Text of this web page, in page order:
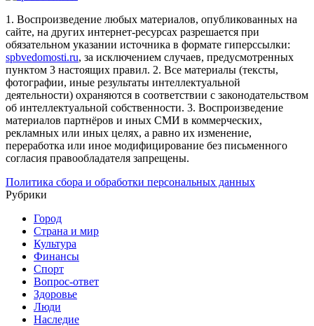
1. Воспроизведение любых материалов, опубликованных на
сайте, на других интернет-ресурсах разрешается при
обязательном указании источника в формате гиперссылки:
spbvedomosti.ru, за исключением случаев, предусмотренных
пунктом 3 настоящих правил. 2. Все материалы (тексты,
фотографии, иные результаты интеллектуальной
деятельности) охраняются в соответствии с законодательством
об интеллектуальной собственности. 3. Воспроизведение
материалов партнёров и иных СМИ в коммерческих,
рекламных или иных целях, а равно их изменение,
переработка или иное модифицирование без письменного
согласия правообладателя запрещены.
Политика сбора и обработки персональных данных
Рубрики
Город
Страна и мир
Культура
Финансы
Спорт
Вопрос-ответ
Здоровье
Люди
Наследие